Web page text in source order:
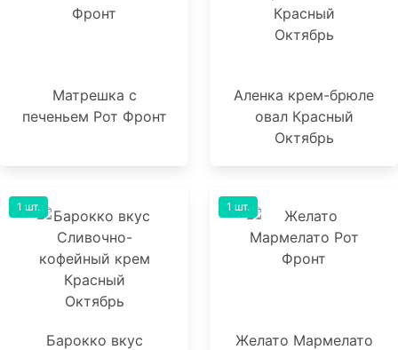
Матрешка с
печеньем Рот Фронт
Аленка крем-брюле
овал Красный
Октябрь
Барокко вкус
1 шт.
Желато Мармелато
1 шт.